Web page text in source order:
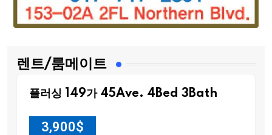
렌트/룸메이트
플러싱 149가 45Ave. 4Bed 3Bath
3,900$